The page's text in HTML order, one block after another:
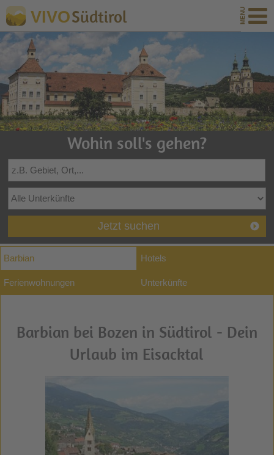
VIVOSüdtirol
Wohin soll's gehen?
Jetzt suchen
Barbian Hotels
Ferienwohnungen Unterkünfte
Barbian bei Bozen in Südtirol - Dein
Urlaub im Eisacktal